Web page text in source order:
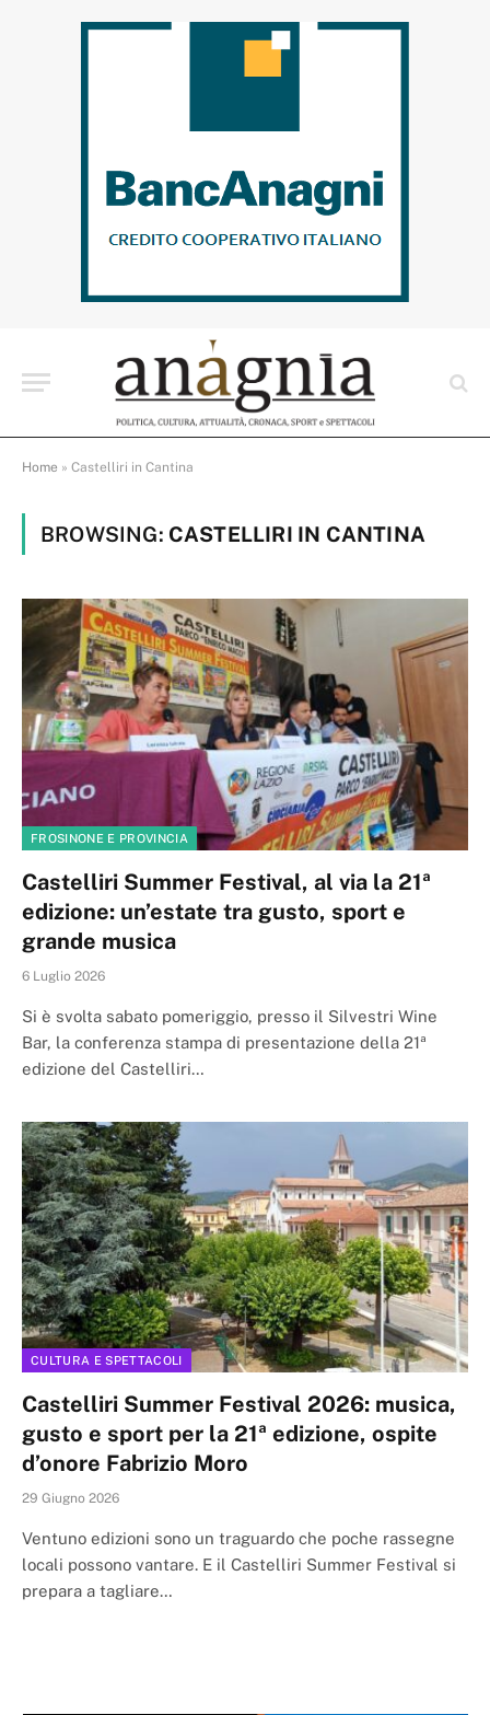
Home » Castelliri in Cantina
BROWSING: CASTELLIRI IN CANTINA
FROSINONE E PROVINCIA
Castelliri Summer Festival, al via la 21ª
edizione: un’estate tra gusto, sport e
grande musica
6 Luglio 2026
Si è svolta sabato pomeriggio, presso il Silvestri Wine
Bar, la conferenza stampa di presentazione della 21ª
edizione del Castelliri…
CULTURA E SPETTACOLI
Castelliri Summer Festival 2026: musica,
gusto e sport per la 21ª edizione, ospite
d’onore Fabrizio Moro
29 Giugno 2026
Ventuno edizioni sono un traguardo che poche rassegne
locali possono vantare. E il Castelliri Summer Festival si
prepara a tagliare…